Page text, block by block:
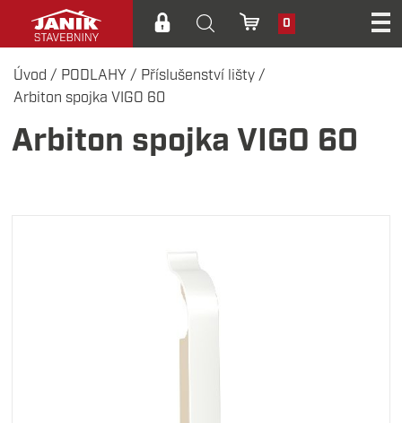
0
Úvod / PODLAHY / Příslušenství lišty /
Arbiton spojka VIGO 60
Arbiton spojka VIGO 60